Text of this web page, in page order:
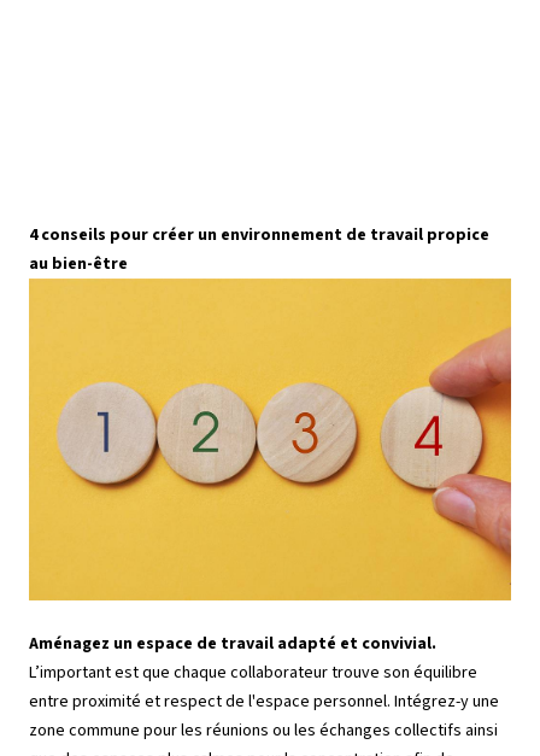
4 conseils pour créer un environnement de travail propice
au bien-être
Aménagez un espace de travail adapté et convivial.
L’important est que chaque collaborateur trouve son équilibre
entre proximité et respect de l'espace personnel. Intégrez-y une
zone commune pour les réunions ou les échanges collectifs ainsi